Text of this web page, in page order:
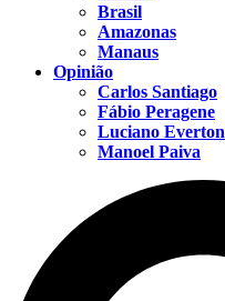
Brasil
Amazonas
Manaus
Opinião
Carlos Santiago
Fábio Peragene
Luciano Everton
Manoel Paiva